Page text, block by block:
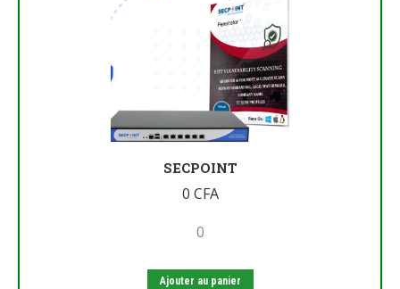
SECPOINT
0 CFA
0
Ajouter au panier